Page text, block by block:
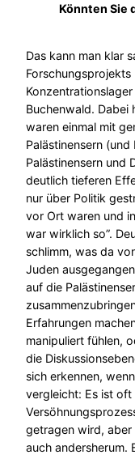
Könnten Sie
Das kann man klar
Forschungsprojekts
Buchenwald. Dabei
waren einmal mit
Palästinensern
Palästinensern und
deutlich tieferen
nur über Politik
vor Ort waren und
war wirklich so”.
schlimm, was da
Juden
auf die
Erfahrungen
manipuliert fühlen,
die
sich erkennen,
vergleicht: Es ist
getragen wird, aber
auch andersherum.